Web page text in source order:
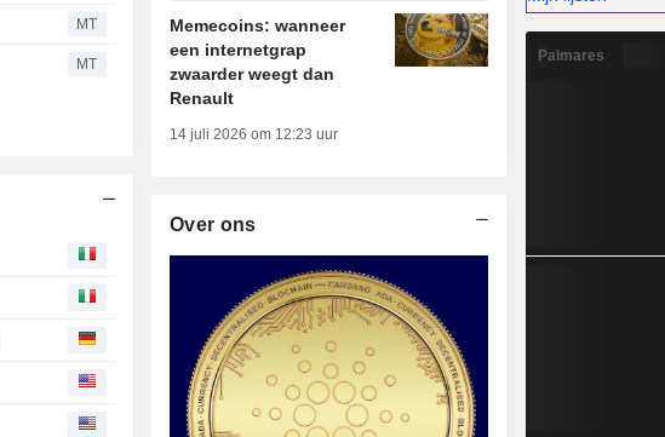
MT
MT
Memecoins: wanneer
een internetgrap
zwaarder weegt dan
Renault
14 juli 2026 om 12:23 uur
Over ons
Palmares